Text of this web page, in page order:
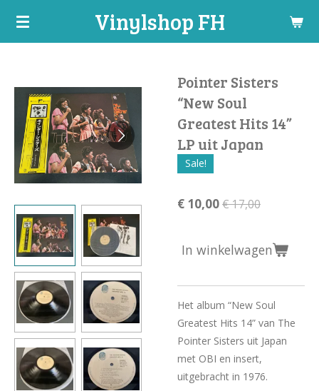
Ga
hoofdinhoud
Vinylshop FH
Pointer Sisters
“New Soul
Greatest Hits 14”
LP uit Japan
Sale!
€ 10,00€ 17,00
In winkelwagen
Het album “New Soul
Greatest Hits 14” van The
Pointer Sisters uit Japan
met OBI en insert,
uitgebracht in 1976.